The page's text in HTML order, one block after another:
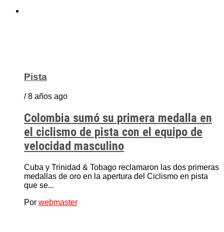
Pista
/ 8 años ago
Colombia sumó su primera medalla en
el ciclismo de pista con el equipo de
velocidad masculino
Cuba y Trinidad & Tobago reclamaron las dos primeras
medallas de oro en la apertura del Ciclismo en pista
que se...
Por webmaster